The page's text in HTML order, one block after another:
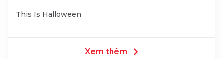
This Is Halloween
Xem thêm